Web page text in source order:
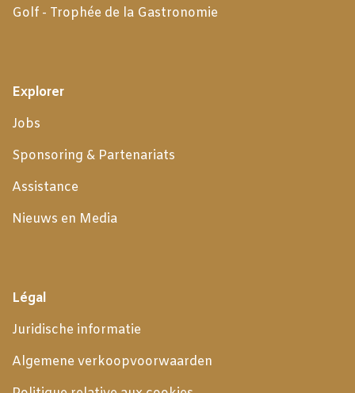
Golf - Trophée de la Gastronomie
Explorer
Jobs
Sponsoring & Partenariats
Assistance
Nieuws en Media
Légal
Juridische informatie
Algemene verkoopvoorwaarden